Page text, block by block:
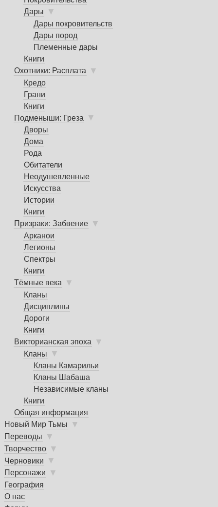
Дары
▼
Дары покровительств
Дары пород
Племенные дары
Книги
Охотники: Расплата
▼
Кредо
Грани
Книги
Подменыши: Греза
▼
Дворы
Дома
Рода
Обитатели
Неодушевленные
Искусства
Истории
Книги
Призраки: Забвение ▼
Арканои
Легионы
Спектры
Книги
Тёмные века
▼
Кланы
Дисциплины
Дороги
Книги
Викторианская эпоха
▼
Кланы ▼
Кланы Камарильи
Кланы Шабаша
Независимые кланы
Книги
Общая информация
Новый Мир Тьмы
▼
Переводы ▼
Творчество ▼
Черновики ▼
Персонажи ▼
География
О нас